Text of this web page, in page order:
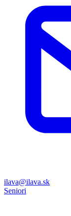
ilava@ilava.sk
Seniori